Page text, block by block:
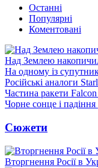
Останні
Популярні
Коментовані
Над Землею
На одному із
Російські аналоги
Частина ракети
Чорне сонце і падіння
Сюжети
Вторгнення Росії в